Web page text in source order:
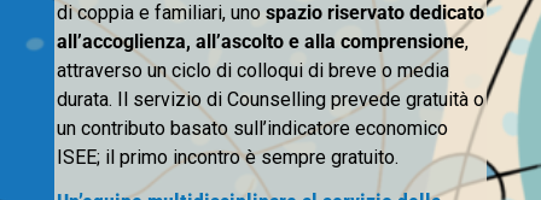
di coppia e familiari, uno spazio riservato dedicato
all’accoglienza, all’ascolto e alla comprensione,
attraverso un ciclo di colloqui di breve o media
durata. Il servizio di Counselling prevede gratuità o
un contributo basato sull’indicatore economico
ISEE; il primo incontro è sempre gratuito.